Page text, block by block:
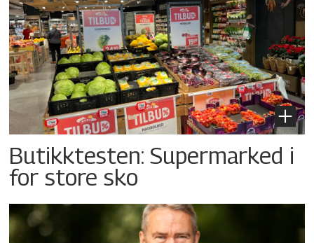
Butikktesten: Supermarked i
for store sko